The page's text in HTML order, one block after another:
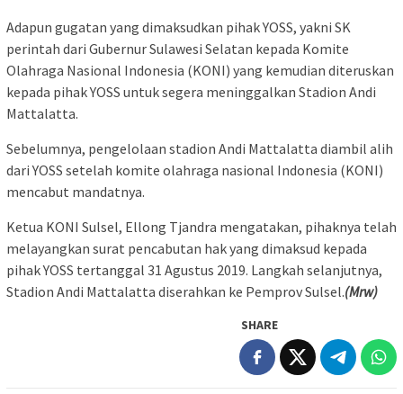
Adapun gugatan yang dimaksudkan pihak YOSS, yakni SK
perintah dari Gubernur Sulawesi Selatan kepada Komite
Olahraga Nasional Indonesia (KONI) yang kemudian diteruskan
kepada pihak YOSS untuk segera meninggalkan Stadion Andi
Mattalatta.
Sebelumnya, pengelolaan stadion Andi Mattalatta diambil alih
dari YOSS setelah komite olahraga nasional Indonesia (KONI)
mencabut mandatnya.
Ketua KONI Sulsel, Ellong Tjandra mengatakan, pihaknya telah
melayangkan surat pencabutan hak yang dimaksud kepada
pihak YOSS tertanggal 31 Agustus 2019. Langkah selanjutnya,
Stadion Andi Mattalatta diserahkan ke Pemprov Sulsel.(Mrw)
SHARE